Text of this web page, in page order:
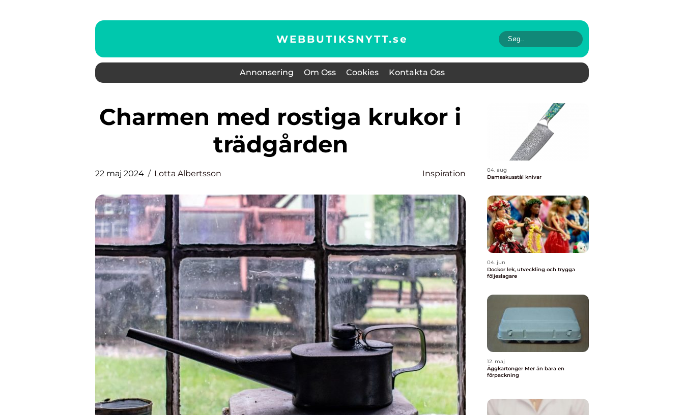
WEBBUTIKSNYTT.se
Annonsering Om Oss Cookies Kontakta Oss
Charmen med rostiga krukor i
trädgården
22 maj 2024 Lotta Albertsson Inspiration
04. aug
Damaskusstål knivar
04. jun
Dockor lek, utveckling och trygga
följeslagare
12. maj
Äggkartonger Mer än bara en
förpackning